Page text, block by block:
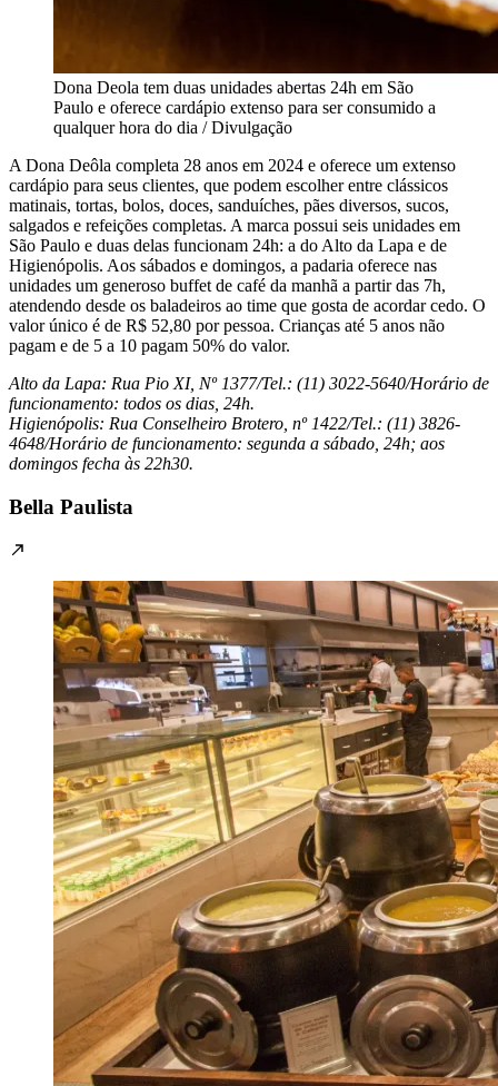
Dona Deola tem duas unidades abertas 24h em São
Paulo e oferece cardápio extenso para ser consumido a
qualquer hora do dia / Divulgação
A Dona Deôla completa 28 anos em 2024 e oferece um extenso
cardápio para seus clientes, que podem escolher entre clássicos
matinais, tortas, bolos, doces, sanduíches, pães diversos, sucos,
salgados e refeições completas. A marca possui seis unidades em
São Paulo e duas delas funcionam 24h: a do Alto da Lapa e de
Higienópolis. Aos sábados e domingos, a padaria oferece nas
unidades um generoso buffet de café da manhã a partir das 7h,
atendendo desde os baladeiros ao time que gosta de acordar cedo. O
valor único é de R$ 52,80 por pessoa. Crianças até 5 anos não
pagam e de 5 a 10 pagam 50% do valor.
Alto da Lapa: Rua Pio XI, Nº 1377/Tel.: (11) 3022-5640/Horário de
funcionamento: todos os dias, 24h.
Higienópolis: Rua Conselheiro Brotero, nº 1422/Tel.: (11) 3826-
4648/Horário de funcionamento: segunda a sábado, 24h; aos
domingos fecha às 22h30.
Bella Paulista